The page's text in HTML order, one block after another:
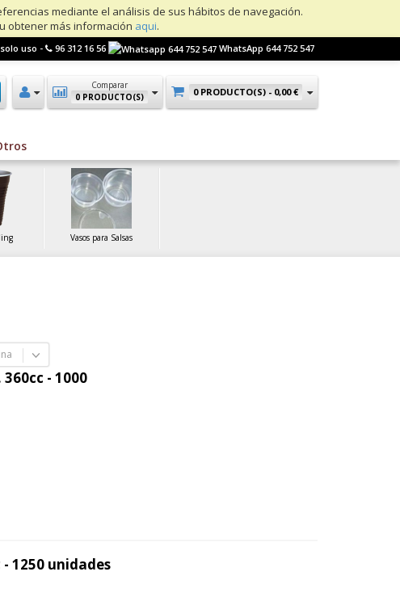
mediante el análisis de sus hábitos de navegación.
obtener más información aqui.
uso - 96 312 16 56 WhatsApp 644 752 547
0 PRODUCTO(S) - 0,00 €
Comparar
0 PRODUCTO(S)
Vasos para Salsas
- 1000
- 1250 unidades